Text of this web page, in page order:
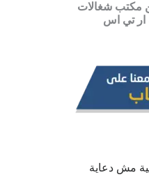
واستفيد بخصم 20% من مكتب شغالات
ار تي اس
مش دعاية